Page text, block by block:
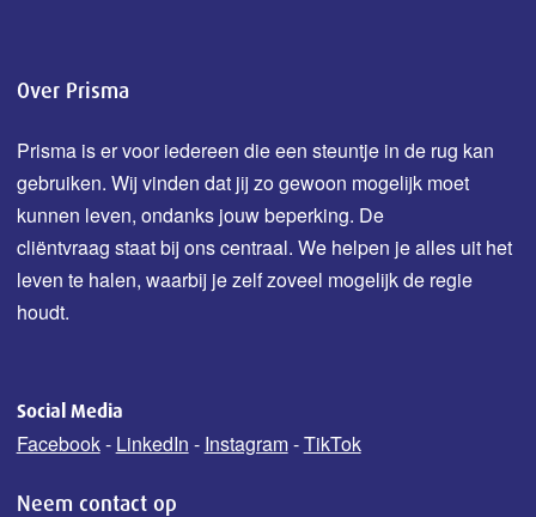
Over Prisma
Prisma is er voor iedereen die een steuntje in de rug kan
gebruiken. Wij vinden dat jij zo gewoon mogelijk moet
kunnen leven, ondanks jouw beperking. De
cliëntvraag staat bij ons centraal. We helpen je alles uit het
leven te halen, waarbij je zelf zoveel mogelijk de regie
houdt.
Social Media
Facebook- LinkedIn - Instagram-TikTok
Neem contact op